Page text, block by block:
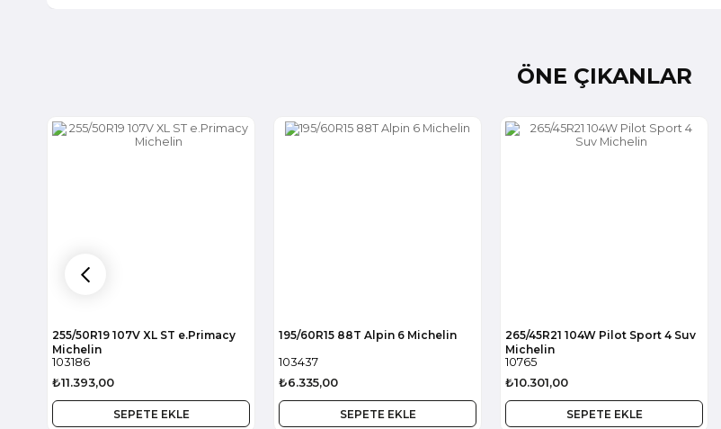
ÖNE ÇIKANLAR
255/50R19 107V XL ST e.Primacy
Michelin
103186
₺11.393,00
SEPETE EKLE
195/60R15 88T Alpin 6 Michelin
103437
₺6.335,00
SEPETE EKLE
265/45R21 104W Pilot Sport 4 Suv
Michelin
10765
₺10.301,00
SEPETE EKLE